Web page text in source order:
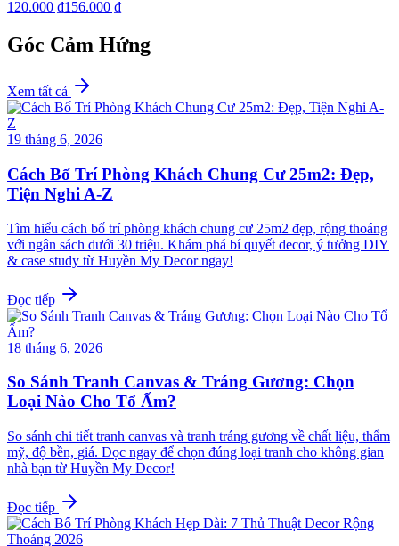
120.000 ₫156.000 ₫
Góc Cảm Hứng
Xem tất cả
19 tháng 6, 2026
Cách Bố Trí Phòng Khách Chung Cư 25m2: Đẹp,
Tiện Nghi A-Z
Tìm hiểu cách bố trí phòng khách chung cư 25m2 đẹp, rộng thoáng
với ngân sách dưới 30 triệu. Khám phá bí quyết decor, ý tưởng DIY
& case study từ Huyền My Decor ngay!
Đọc tiếp
18 tháng 6, 2026
So Sánh Tranh Canvas & Tráng Gương: Chọn
Loại Nào Cho Tổ Ấm?
So sánh chi tiết tranh canvas và tranh tráng gương về chất liệu, thẩm
mỹ, độ bền, giá. Đọc ngay để chọn đúng loại tranh cho không gian
nhà bạn từ Huyền My Decor!
Đọc tiếp